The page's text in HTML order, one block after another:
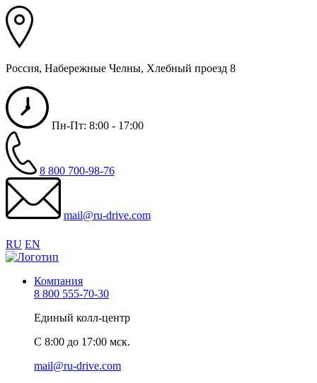
Россия, Набережные Челны, Хлебный проезд 8
Пн-Пт: 8:00 - 17:00
8 800 700-98-76
mail@ru-drive.com
RU EN
Компания
8 800 555-70-30
Единый колл-центр
C 8:00 до 17:00 мск.
mail@ru-drive.com